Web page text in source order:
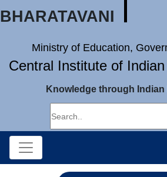
BHARATAVANI
Ministry of Education,
Central Institute of
Knowledge through